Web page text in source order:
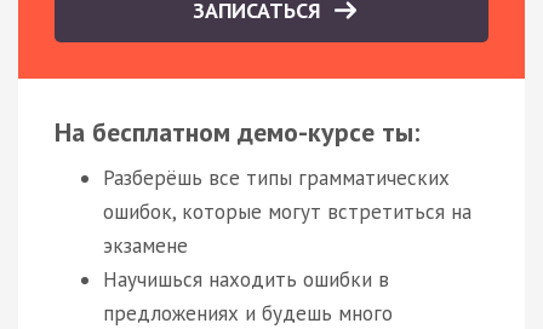
ЗАПИСАТЬСЯ
На бесплатном демо-курсе ты:
Разберёшь все типы грамматических
ошибок, которые могут встретиться на
экзамене
Научишься находить ошибки в
предложениях и будешь много